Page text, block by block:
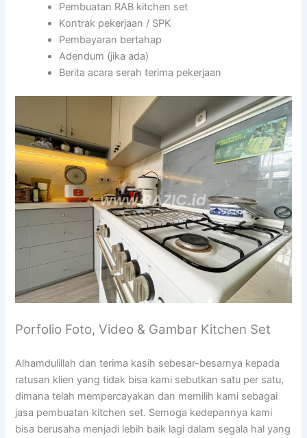
Pembuatan RAB kitchen set
Kontrak pekerjaan / SPK
Pembayaran bertahap
Adendum (jika ada)
Berita acara serah terima pekerjaan
Porfolio Foto, Video & Gambar Kitchen Set
Alhamdulillah dan terima kasih sebesar-besarnya kepada
ratusan klien yang tidak bisa kami sebutkan satu per satu,
dimana telah mempercayakan dan memilih kami sebagai
jasa pembuatan kitchen set. Semoga kedepannya kami
bisa berusaha menjadi lebih baik lagi dalam segala hal yang